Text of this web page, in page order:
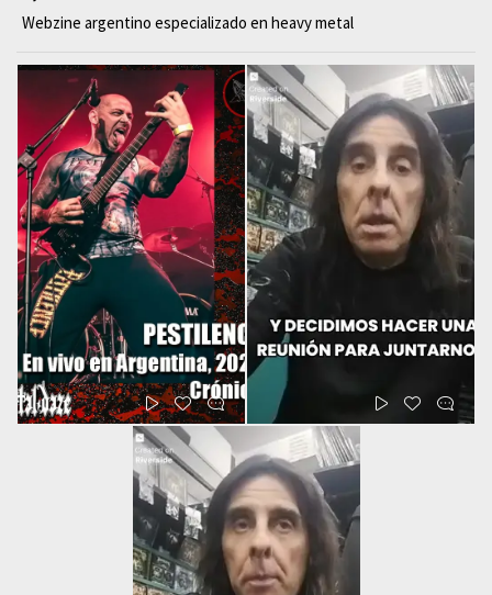
Webzine argentino especializado en heavy metal